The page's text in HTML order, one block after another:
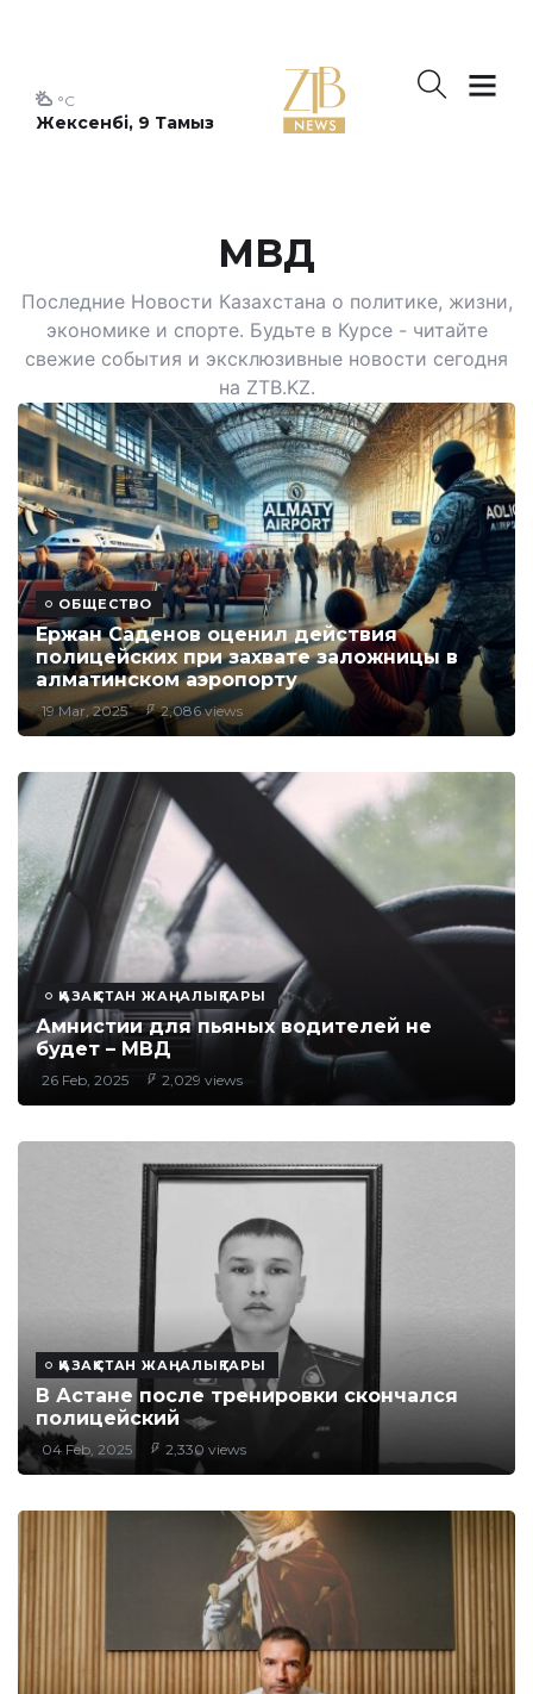
Жексенбі, 9 Тамыз
°C
МВД
Последние Новости Казахстана о политике, жизни,
экономике и спорте. Будьте в Курсе - читайте
свежие события и эксклюзивные новости сегодня
на ZTB.KZ.
ОБЩЕСТВО
Ержан Саденов оценил действия
полицейских при захвате заложницы в
алматинском аэропорту
19 Mar, 2025 2,086 views
ҚАЗАҚСТАН ЖАҢАЛЫҚТАРЫ
Амнистии для пьяных водителей не
будет – МВД
26 Feb, 2025 2,029 views
ҚАЗАҚСТАН ЖАҢАЛЫҚТАРЫ
В Астане после тренировки скончался
полицейский
04 Feb, 2025 2,330 views